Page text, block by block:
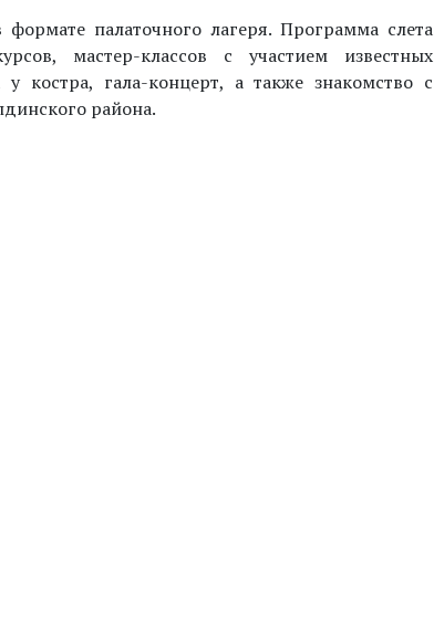
палаточного лагеря. Программа слета
мастер-классов с участием известных
у костра, гала-концерт, а также знакомство с
района.